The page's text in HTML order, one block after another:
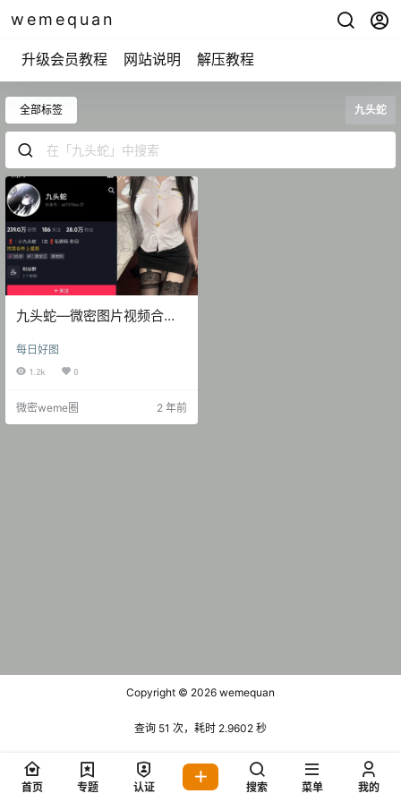
wemequan
升级会员教程 网站说明 解压教程
全部标签 九头蛇
九头蛇—微密图片视频合集
每日好图
1.2k 0
微密weme圈 2 年前
Copyright © 2026 wemequan
查询 51 次，耗时 2.9602 秒
首页 专题 认证 搜索 菜单 我的